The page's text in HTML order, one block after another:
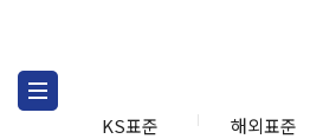
KS표준 해외표준